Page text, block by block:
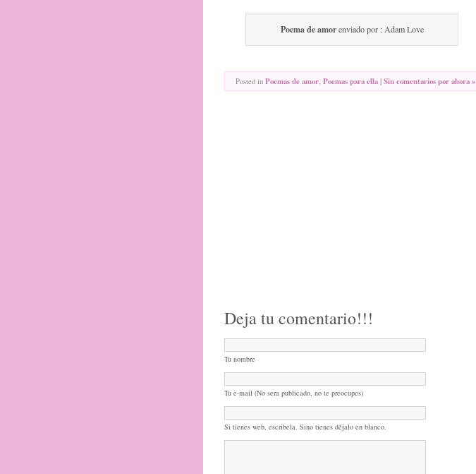
Poema de amorenviado por : Adam Love
Posted in Poemas de amor, Poemas para ella|Sin comentarios por ahora »
Deja tu comentario!!!
Tu nombre
Tu e-mail (No sera publicado, no te preocupes)
Si tienes web, escribela. Sino tienes déjalo en blanco.